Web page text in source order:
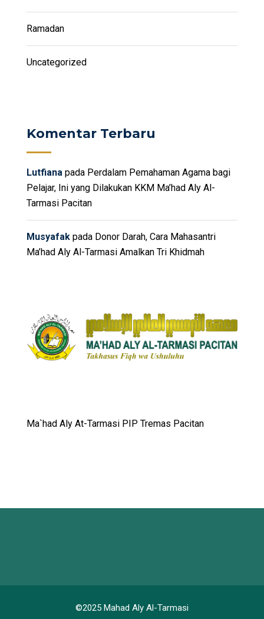
Ramadan
Uncategorized
Komentar Terbaru
Lutfiana pada Perdalam Pemahaman Agama bagi
Pelajar, Ini yang Dilakukan KKM Ma’had Aly Al-
Tarmasi Pacitan
Musyafak pada Donor Darah, Cara Mahasantri
Ma’had Aly Al-Tarmasi Amalkan Tri Khidmah
Ma`had Aly At-Tarmasi PIP Tremas Pacitan
©2025 Mahad Aly Al-Tarmasi